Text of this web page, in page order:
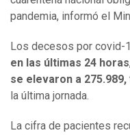
pandemia, informó el
Los decesos por covid-
en las últimas 24 horas
se elevaron a 275.989,
la última jornada.
La cifra de pacientes